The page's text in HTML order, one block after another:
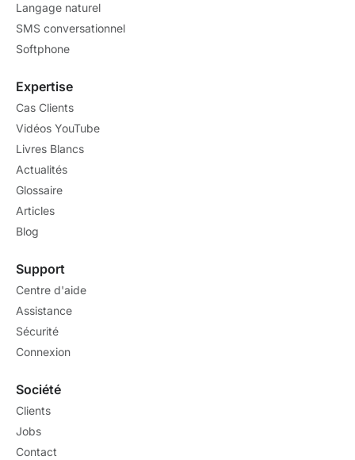
Langage naturel
SMS conversationnel
Softphone
Expertise
Cas Clients
Vidéos YouTube
Livres Blancs
Actualités
Glossaire
Articles
Blog
Support
Centre d'aide
Assistance
Sécurité
Connexion
Société
Clients
Jobs
Contact